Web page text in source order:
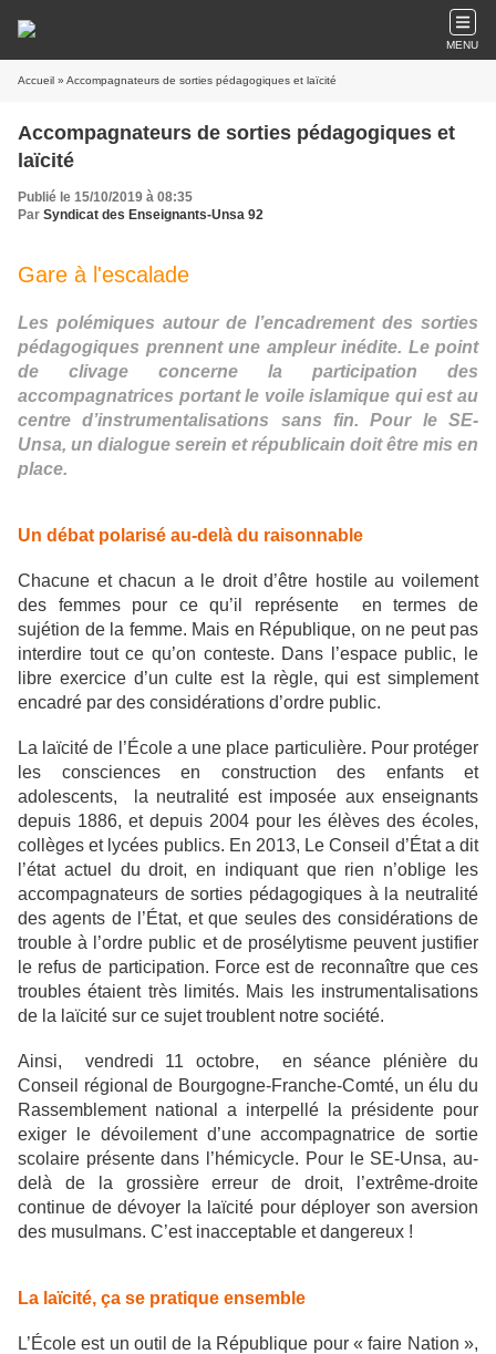
MENU
Accueil » Accompagnateurs de sorties pédagogiques et laïcité
Accompagnateurs de sorties pédagogiques et
laïcité
Publié le 15/10/2019 à 08:35
Par Syndicat des Enseignants-Unsa 92
Gare à l'escalade
Les polémiques autour de l’encadrement des sorties
pédagogiques prennent une ampleur inédite. Le point
de clivage concerne la participation des
accompagnatrices portant le voile islamique qui est au
centre d’instrumentalisations sans fin. Pour le SE-
Unsa, un dialogue serein et républicain doit être mis en
place.
Un débat polarisé au-delà du raisonnable
Chacune et chacun a le droit d’être hostile au voilement
des femmes pour ce qu’il représente en termes de
sujétion de la femme. Mais en République, on ne peut pas
interdire tout ce qu’on conteste. Dans l’espace public, le
libre exercice d’un culte est la règle, qui est simplement
encadré par des considérations d’ordre public.
La laïcité de l’École a une place particulière. Pour protéger
les consciences en construction des enfants et
adolescents, la neutralité est imposée aux enseignants
depuis 1886, et depuis 2004 pour les élèves des écoles,
collèges et lycées publics. En 2013, Le Conseil d’État a dit
l’état actuel du droit, en indiquant que rien n’oblige les
accompagnateurs de sorties pédagogiques à la neutralité
des agents de l’État, et que seules des considérations de
trouble à l’ordre public et de prosélytisme peuvent justifier
le refus de participation. Force est de reconnaître que ces
troubles étaient très limités. Mais les instrumentalisations
de la laïcité sur ce sujet troublent notre société.
Ainsi, vendredi 11 octobre, en séance plénière du
Conseil régional de Bourgogne-Franche-Comté, un élu du
Rassemblement national a interpellé la présidente pour
exiger le dévoilement d’une accompagnatrice de sortie
scolaire présente dans l’hémicycle. Pour le SE-Unsa, au-
delà de la grossière erreur de droit, l’extrême-droite
continue de dévoyer la laïcité pour déployer son aversion
des musulmans. C’est inacceptable et dangereux !
La laïcité, ça se pratique ensemble
L’École est un outil de la République pour « faire Nation »,